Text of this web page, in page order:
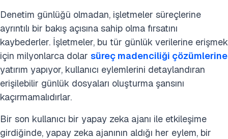
Denetim günlüğü olmadan, işletmeler süreçlerine
ayrıntılı bir bakış açısına sahip olma fırsatını
kaybederler. İşletmeler, bu tür günlük verilerine erişmek
için milyonlarca dolar süreç madenciliği çözümlerine
yatırım yapıyor, kullanıcı eylemlerini detaylandıran
erişilebilir günlük dosyaları oluşturma şansını
kaçırmamalıdırlar.
Bir son kullanıcı bir yapay zeka ajanı ile etkileşime
girdiğinde, yapay zeka ajanının aldığı her eylem, bir